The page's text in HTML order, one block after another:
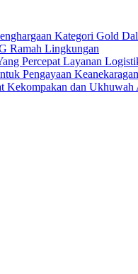
Kategori Gold
Ramah Lingkungan
Percepat Layanan
Pengayaan
dan Ukhuwah